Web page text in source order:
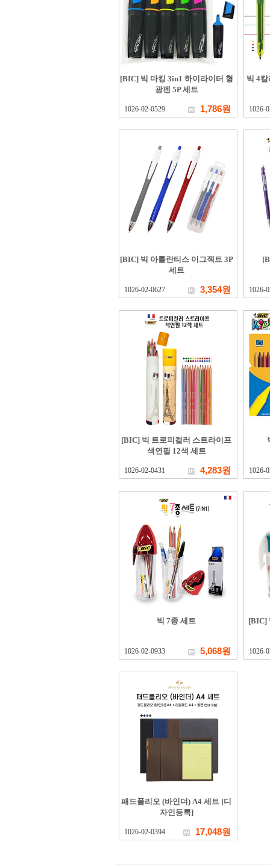
[BIC] 빅 마킹 3in1 하이라이터 형
광펜 5P 세트
1026-02-0529 1,786원
빅 4
1026-
[BIC] 빅 아틀란티스 이그젝트 3P
세트
1026-02-0627 3,354원 1026-
[BIC] 빅 트로피컬러 스트라이프
색연필 12색 세트
1026-02-0431 4,283원 1026-
빅 7종 세트
1026-02-0933 5,068원
[BIC]
1026-
패드폴리오 (바인더) A4 세트 [디
자인등록]
1026-02-0394 17,048원